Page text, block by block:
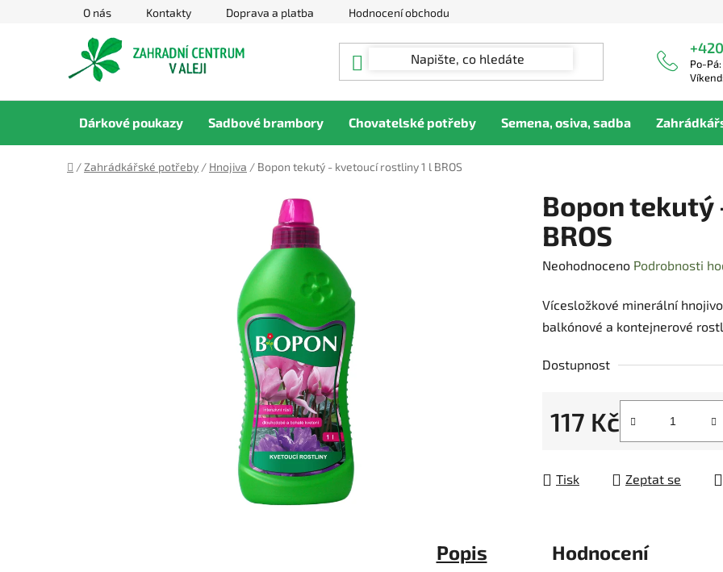
O nás Kontakty Doprava a platba Hodnocení obchodu
Po-
Dárkové poukazy Sadbové brambory Chovatelské potřeby Semena, osiva, sadba
Domů
/ Zahrádkářské potřeby / Hnojiva / Bopon tekutý - kvetoucí rostliny 1 l BROS
Bopon
BROS
Průměrné
produktu
je
z
hvězdiček.
Neohodnoceno Podrobnosti
Vícesložkové minerální
balkónové a kontejnerové
Dostupnost
117 Kč
Měrná cena:
Tisk Zeptat se
Popis Hodnocení